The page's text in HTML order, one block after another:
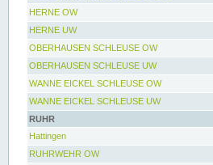
HERNE OW
HERNE UW
OBERHAUSEN SCHLEUSE OW
OBERHAUSEN SCHLEUSE UW
WANNE EICKEL SCHLEUSE OW
WANNE EICKEL SCHLEUSE UW
RUHR
Hattingen
RUHRWEHR OW